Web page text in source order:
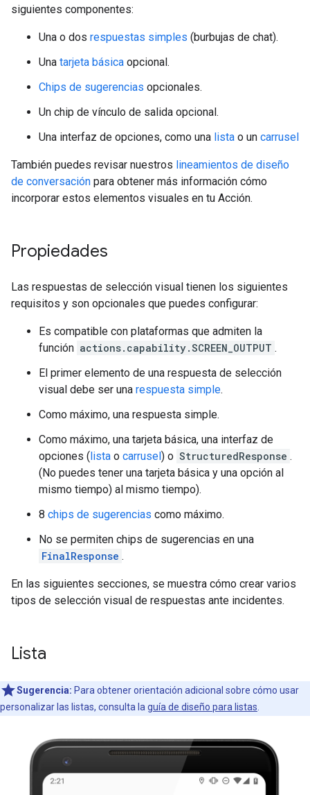
siguientes componentes:
Una o dos respuestas simples (burbujas de chat).
Una tarjeta básica opcional.
Chips de sugerencias opcionales.
Un chip de vínculo de salida opcional.
Una interfaz de opciones, como una lista o un carrusel
También puedes revisar nuestros lineamientos de diseño
de conversación para obtener más información cómo
incorporar estos elementos visuales en tu Acción.
Propiedades
Las respuestas de selección visual tienen los siguientes
requisitos y son opcionales que puedes configurar:
Es compatible con plataformas que admiten la
función actions.capability.SCREEN_OUTPUT .
El primer elemento de una respuesta de selección
visual debe ser una respuesta simple.
Como máximo, una respuesta simple.
Como máximo, una tarjeta básica, una interfaz de
opciones (lista o carrusel) o StructuredResponse .
(No puedes tener una tarjeta básica y una opción al
mismo tiempo) al mismo tiempo).
8 chips de sugerencias como máximo.
No se permiten chips de sugerencias en una
FinalResponse .
En las siguientes secciones, se muestra cómo crear varios
tipos de selección visual de respuestas ante incidentes.
Lista
Sugerencia: Para obtener orientación adicional sobre cómo usar
personalizar las listas, consulta la guía de diseño para listas